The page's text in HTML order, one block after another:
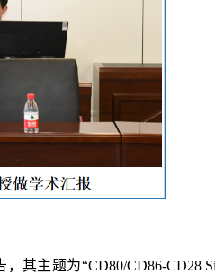
，其主题为“CD80/CD86-CD28